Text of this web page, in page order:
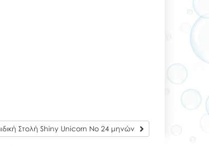
Στολή Shiny Unicorn Νο 24 μηνών